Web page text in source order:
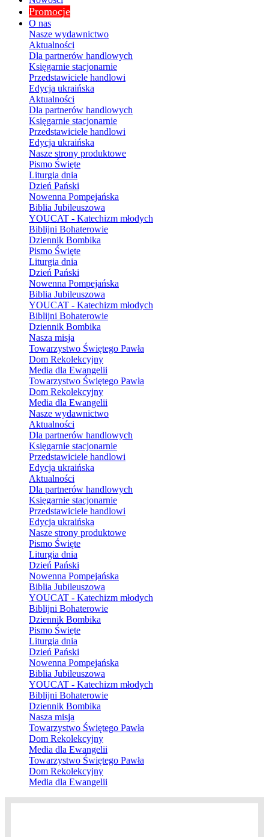
Promocje
O nas
Nasze wydawnictwo
Aktualności
Dla partnerów handlowych
Księgarnie stacjonarnie
Przedstawiciele handlowi
Edycja ukraińska
Aktualności
Dla partnerów handlowych
Księgarnie stacjonarnie
Przedstawiciele handlowi
Edycja ukraińska
Nasze strony produktowe
Pismo Święte
Liturgia dnia
Dzień Pański
Nowenna Pompejańska
Biblia Jubileuszowa
YOUCAT - Katechizm młodych
Biblijni Bohaterowie
Dziennik Bombika
Pismo Święte
Liturgia dnia
Dzień Pański
Nowenna Pompejańska
Biblia Jubileuszowa
YOUCAT - Katechizm młodych
Biblijni Bohaterowie
Dziennik Bombika
Nasza misja
Towarzystwo Świętego Pawła
Dom Rekolekcyjny
Media dla Ewangelii
Towarzystwo Świętego Pawła
Dom Rekolekcyjny
Media dla Ewangelii
Nasze wydawnictwo
Aktualności
Dla partnerów handlowych
Księgarnie stacjonarnie
Przedstawiciele handlowi
Edycja ukraińska
Aktualności
Dla partnerów handlowych
Księgarnie stacjonarnie
Przedstawiciele handlowi
Edycja ukraińska
Nasze strony produktowe
Pismo Święte
Liturgia dnia
Dzień Pański
Nowenna Pompejańska
Biblia Jubileuszowa
YOUCAT - Katechizm młodych
Biblijni Bohaterowie
Dziennik Bombika
Pismo Święte
Liturgia dnia
Dzień Pański
Nowenna Pompejańska
Biblia Jubileuszowa
YOUCAT - Katechizm młodych
Biblijni Bohaterowie
Dziennik Bombika
Nasza misja
Towarzystwo Świętego Pawła
Dom Rekolekcyjny
Media dla Ewangelii
Towarzystwo Świętego Pawła
Dom Rekolekcyjny
Media dla Ewangelii